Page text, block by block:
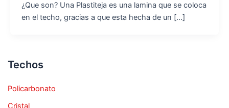
¿Que son? Una Plastiteja es una lamina que se coloca
en el techo, gracias a que esta hecha de un […]
Techos
Policarbonato